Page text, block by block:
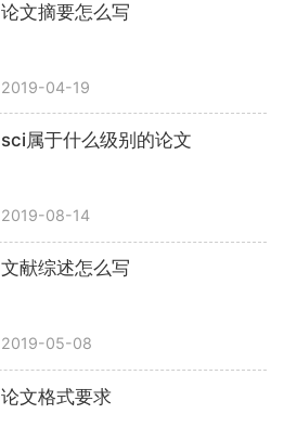
论文摘要怎么写
2019-04-19
sci属于什么级别的论文
2019-08-14
文献综述怎么写
2019-05-08
论文格式要求